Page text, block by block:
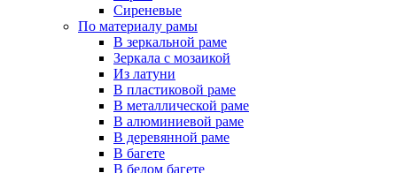
Сиреневые
По материалу рамы
В зеркальной раме
Зеркала с мозаикой
Из латуни
В пластиковой раме
В металлической раме
В алюминиевой раме
В деревянной раме
В багете
В белом багете